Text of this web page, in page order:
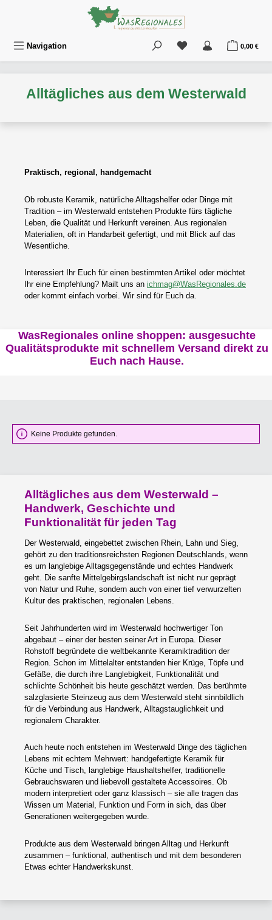
Zum Hauptinhalt springen
Navigation Du hast 0 Produkte
0,00 €
Alltägliches aus dem Westerwald
Praktisch, regional, handgemacht
Ob robuste Keramik, natürliche Alltagshelfer oder Dinge mit
Tradition – im Westerwald entstehen Produkte fürs tägliche
Leben, die Qualität und Herkunft vereinen. Aus regionalen
Materialien, oft in Handarbeit gefertigt, und mit Blick auf das
Wesentliche.
Interessiert Ihr Euch für einen bestimmten Artikel oder möchtet
Ihr eine Empfehlung? Mailt uns an ichmag@WasRegionales.de
oder kommt einfach vorbei. Wir sind für Euch da.
WasRegionales online shoppen: ausgesuchte
Qualitätsprodukte mit schnellem Versand direkt zu
Euch nach Hause.
Keine Produkte gefunden.
Alltägliches aus dem Westerwald –
Handwerk, Geschichte und
Funktionalität für jeden Tag
Der Westerwald, eingebettet zwischen Rhein, Lahn und Sieg,
gehört zu den traditionsreichsten Regionen Deutschlands, wenn
es um langlebige Alltagsgegenstände und echtes Handwerk
geht. Die sanfte Mittelgebirgslandschaft ist nicht nur geprägt
von Natur und Ruhe, sondern auch von einer tief verwurzelten
Kultur des praktischen, regionalen Lebens.
Seit Jahrhunderten wird im Westerwald hochwertiger Ton
abgebaut – einer der besten seiner Art in Europa. Dieser
Rohstoff begründete die weltbekannte Keramiktradition der
Region. Schon im Mittelalter entstanden hier Krüge, Töpfe und
Gefäße, die durch ihre Langlebigkeit, Funktionalität und
schlichte Schönheit bis heute geschätzt werden. Das berühmte
salzglasierte Steinzeug aus dem Westerwald steht sinnbildlich
für die Verbindung aus Handwerk, Alltagstauglichkeit und
regionalem Charakter.
Auch heute noch entstehen im Westerwald Dinge des täglichen
Lebens mit echtem Mehrwert: handgefertigte Keramik für
Küche und Tisch, langlebige Haushaltshelfer, traditionelle
Gebrauchswaren und liebevoll gestaltete Accessoires. Ob
modern interpretiert oder ganz klassisch – sie alle tragen das
Wissen um Material, Funktion und Form in sich, das über
Generationen weitergegeben wurde.
Produkte aus dem Westerwald bringen Alltag und Herkunft
zusammen – funktional, authentisch und mit dem besonderen
Etwas echter Handwerkskunst.